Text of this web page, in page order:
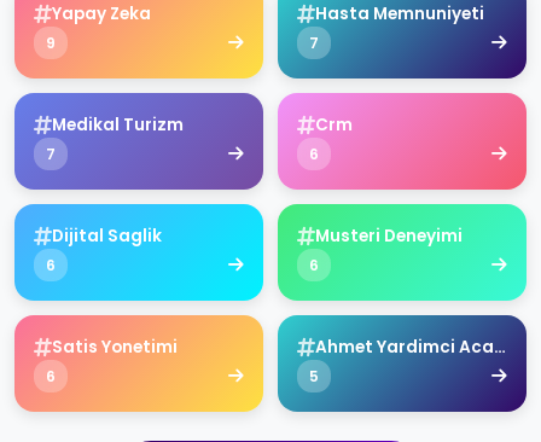
Yapay Zeka
9
Hasta Memnuniyeti
7
Medikal Turizm
7
Crm
6
Dijital Saglik
6
Musteri Deneyimi
6
Satis Yonetimi
6
Ahmet Yardimci Academy
5